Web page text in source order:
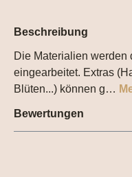
Beschreibung
Die Materialien werden
eingearbeitet. Extras
Blüten...) können g…
Bewertungen